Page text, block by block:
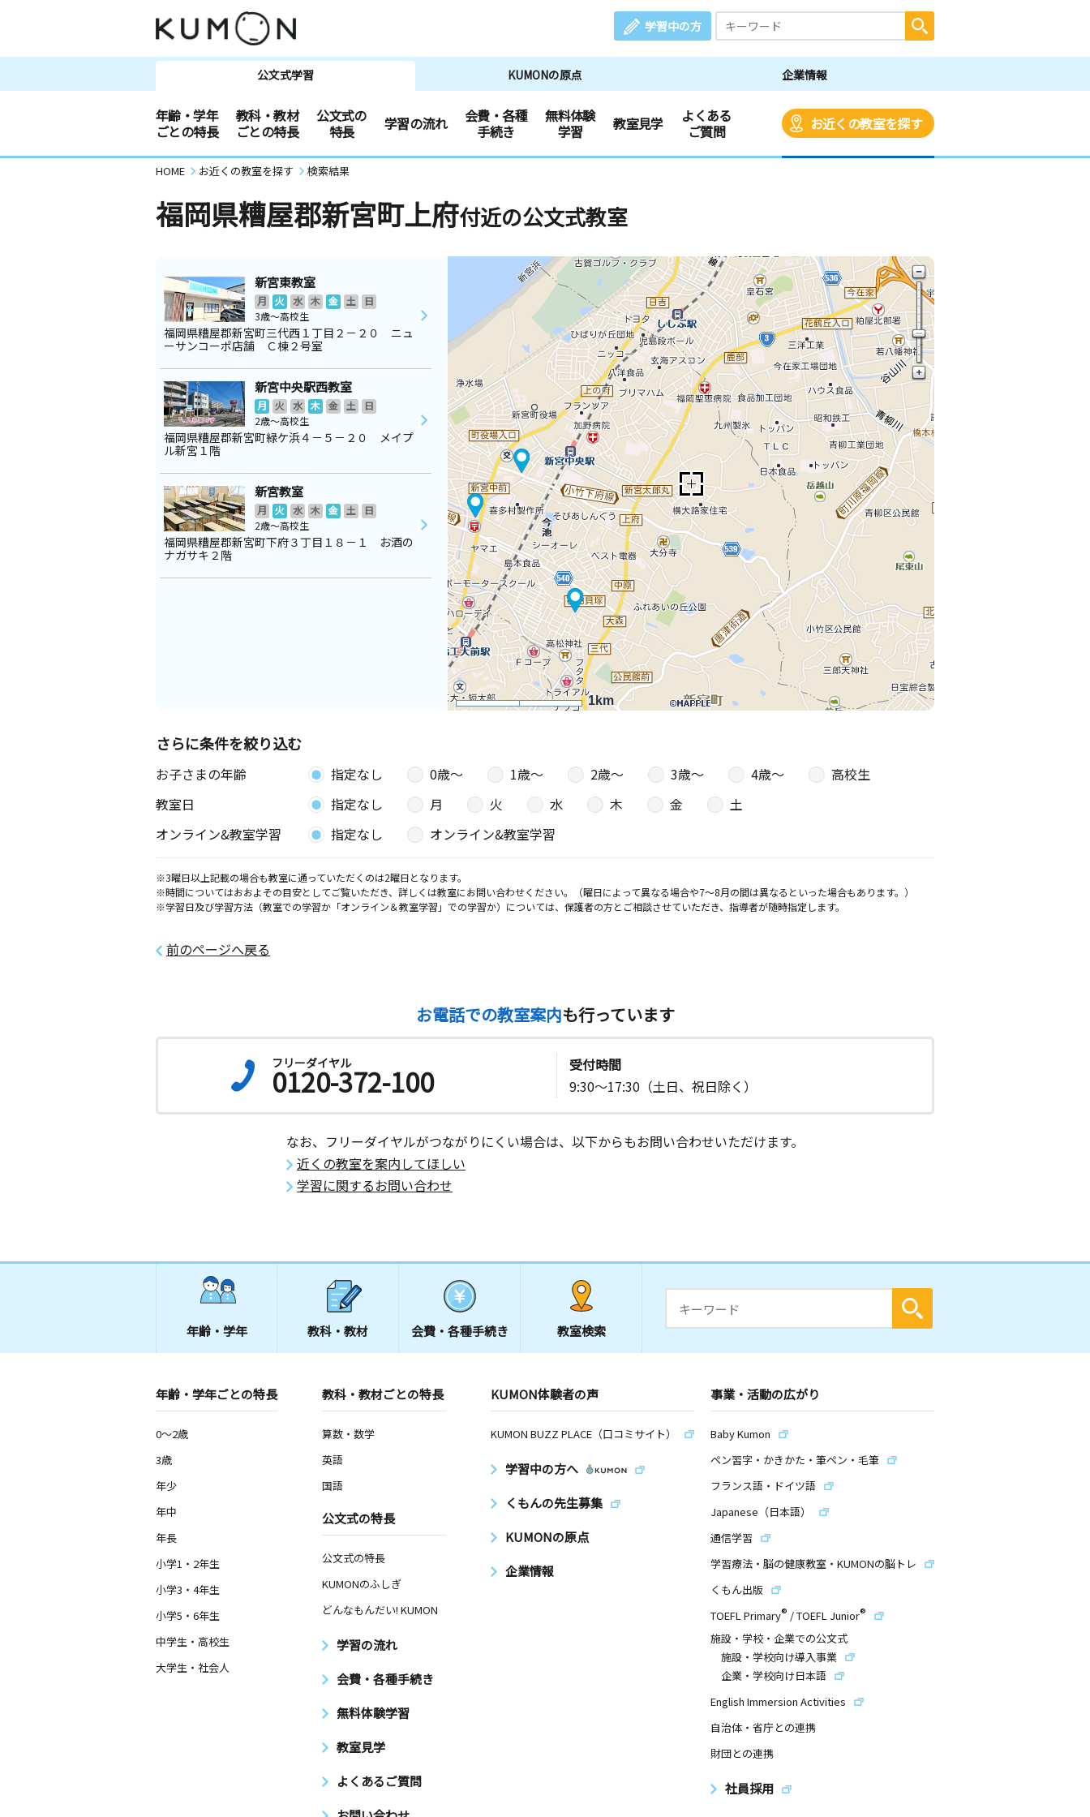
学習中の方
公文式学習 KUMONの原点 企業情報
年齢・学年
ごとの特長
教科・教材
ごとの特長
公文式の
特長
学習の流れ
会費・各種
手続き
無料体験
学習
教室見学
よくある
ご質問
お近くの教室を探す
HOME お近くの教室を探す 検索結果
福岡県糟屋郡新宮町上府付近の公文式教室
1km
新宮東教室
月 火 水 木 金 土
日
3歳～高校生
福岡県糟屋郡新宮町三代西１丁目２－２０ ニュ
ーサンコーポ店舗 Ｃ棟２号室
新宮中央駅西教室
月 火 水 木 金 土
日
2歳～高校生
福岡県糟屋郡新宮町緑ケ浜４－５－２０ メイプ
ル新宮１階
新宮教室
月 火 水 木 金 土
日
2歳～高校生
福岡県糟屋郡新宮町下府３丁目１８－１ お酒の
ナガサキ２階
さらに条件を絞り込む
お子さまの年齢 指定なし 0歳〜 1歳〜 2歳〜 3歳〜 4歳〜
高校生
教室日
指定なし 月 火 水 木 金
土
オンライン&教室学習
指定なし オンライン&教室学習
※3曜日以上記載の場合も教室に通っていただくのは2曜日となります。
※時間についてはおおよその目安としてご覧いただき、詳しくは教室にお問い合わせください。（曜日によって異なる場合や7～8月の間は異なるといった場合もあります。）
※学習日及び学習方法（教室での学習か「オンライン＆教室学習」での学習か）については、保護者の方とご相談させていただき、指導者が随時指定します。
前のページへ戻る
お電話での教室案内も行っています
フリーダイヤル
0120-372-100
受付時間
9:30～17:30（土日、祝日除く）
なお、フリーダイヤルがつながりにくい場合は、以下からもお問い合わせいただけます。
近くの教室を案内してほしい
学習に関するお問い合わせ
年齢・学年 教科・教材 会費・ 各種手続き 教室検索
年齢・学年ごとの特長
0～2歳
3歳
年少
年中
年長
小学1・2年生
小学3・4年生
小学5・6年生
中学生・高校生
大学生・社会人
教科・教材ごとの特長
算数・数学
英語
国語
公文式の特長
公文式の特長
KUMONのふしぎ
どんなもんだい! KUMON
学習の流れ
会費・各種手続き
無料体験学習
教室見学
よくあるご質問
KUMON体験者の声
KUMON BUZZ PLACE（口コミサイト）
学習中の方へ
くもんの先生募集
KUMONの原点
企業情報
事業・活動の広がり
Baby Kumon
ペン習字・かきかた・筆ペン・毛筆
フランス語・ドイツ語
Japanese（日本語）
通信学習
学習療法・脳の健康教室・KUMONの脳トレ
くもん出版
TOEFL Primary® /TOEFL Junior®
施設・学校・企業での公文式
施設・学校向け導入事業
企業・学校向け日本語
English Immersion Activities
自治体・省庁との連携
財団との連携
社員採用